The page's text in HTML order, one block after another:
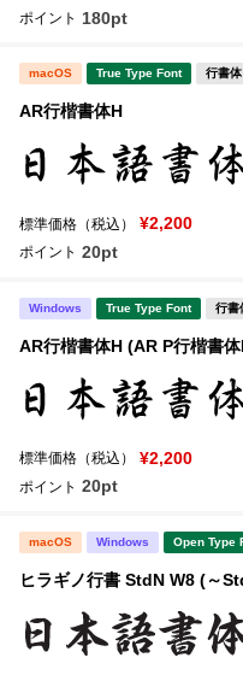
ポイント 180pt
macOS True Type Font 行書体
AR行楷書体H
標準価格（税込） ¥2,200
ポイント 20pt
Windows True Type Font 行書
AR行楷書体H (AR P行楷書
標準価格（税込） ¥2,200
ポイント 20pt
macOS Windows Open Type
ヒラギノ行書 StdN W8 (～